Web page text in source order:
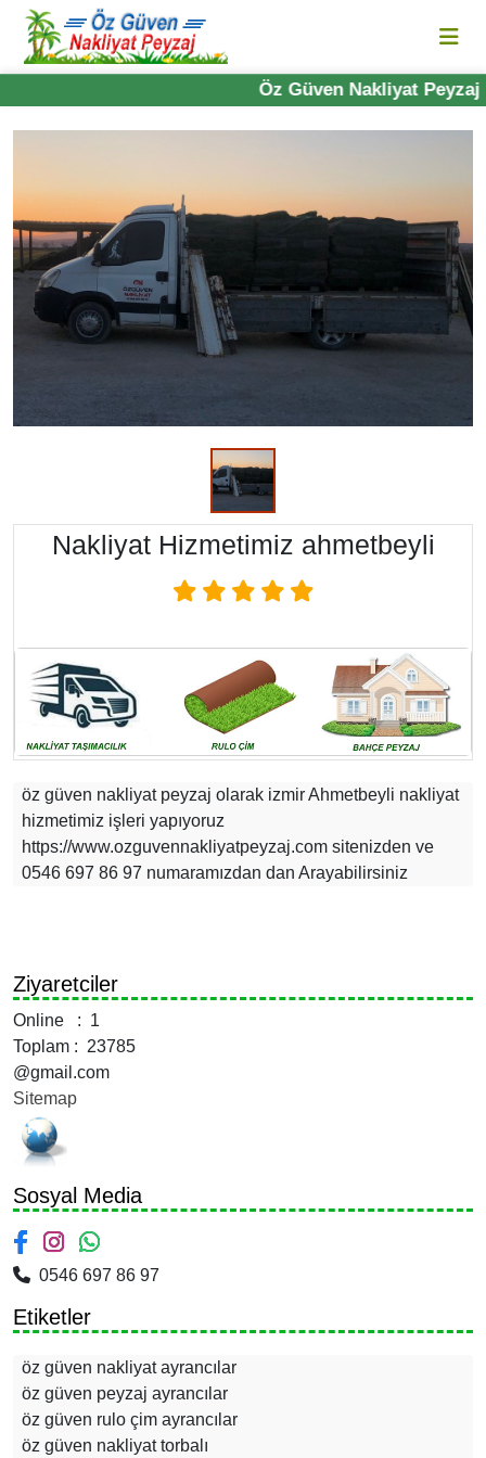
Öz Güven Nakliyat Peyzaj
Nakliyat Hizmetimiz ahmetbeyli
öz güven nakliyat peyzaj olarak izmir Ahmetbeyli nakliyat
hizmetimiz işleri yapıyoruz
https://www.ozguvennakliyatpeyzaj.com sitenizden ve
0546 697 86 97 numaramızdan dan Arayabilirsiniz
Ziyaretciler
Online : 1
Toplam : 23785
@gmail.com
Sitemap
Sosyal Media
0546 697 86 97
Etiketler
öz güven nakliyat ayrancılar
öz güven peyzaj ayrancılar
öz güven rulo çim ayrancılar
öz güven nakliyat torbalı